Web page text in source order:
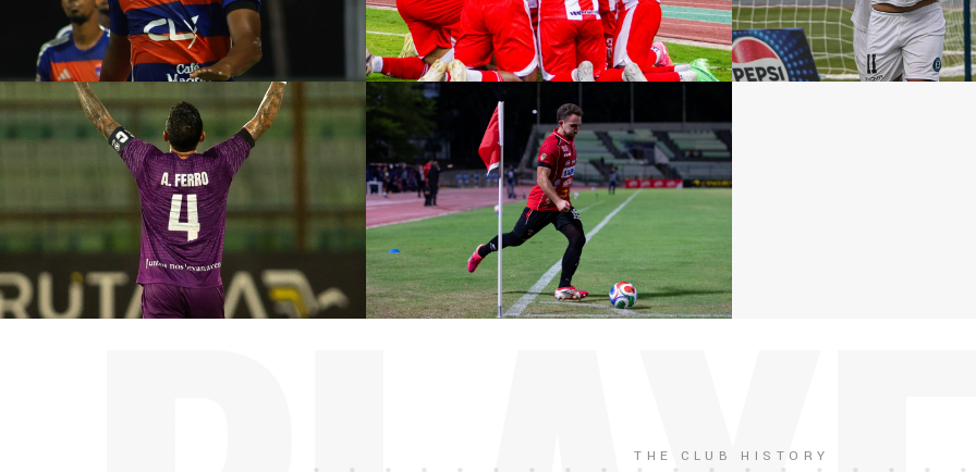
THE CLUB HISTORY